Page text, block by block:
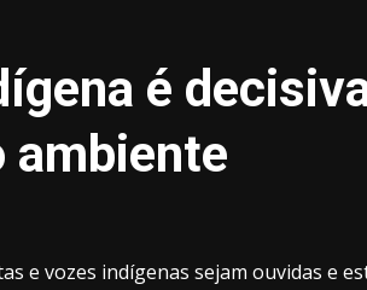
é
ambiente
e vozes indígenas sejam ouvidas e